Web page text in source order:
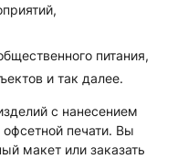
питания,
и так далее.
с нанесением
печати. Вы
макет или заказать